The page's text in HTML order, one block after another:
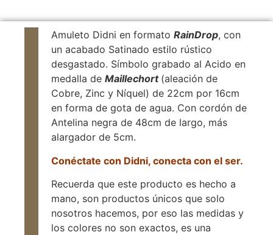
Amuleto Didni en formato RainDrop, con
un acabado Satinado estilo rústico
desgastado. Símbolo grabado al Acido en
medalla de Maillechort (aleación de
Cobre, Zinc y Níquel) de 22cm por 16cm
en forma de gota de agua. Con cordón de
Antelina negra de 48cm de largo, más
alargador de 5cm.
Conéctate con Didni, conecta con el ser.
Recuerda que este producto es hecho a
mano, son productos únicos que solo
nosotros hacemos, por eso las medidas y
los colores no son exactos, es una